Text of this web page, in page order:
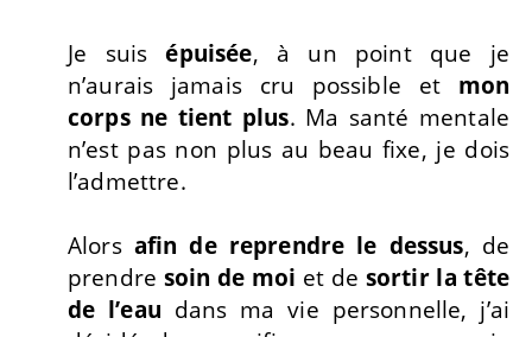
Je suisépuisée, à un point que je
n’aurais jamais cru possible et mon
corps ne tient plus. Ma santé mentale
n’est pas non plus au beau fixe, je dois
l’admettre.
Alors afin de reprendre le dessus, de
prendre soin de moi et de sortir la tête
de l’eau dans ma vie personnelle, j’ai